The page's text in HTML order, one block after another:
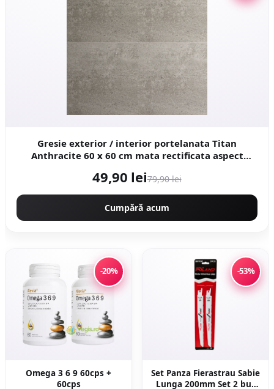
Gresie exterior / interior portelanata Titan
Anthracite 60 x 60 cm mata rectificata aspect
49,90 lei79,90 lei
Cumpără acum
-20%
Omega 3 6 9 60cps +
60cps
-53%
Set Panza Fierastrau Sabie
Lunga 200mm Set 2 buc